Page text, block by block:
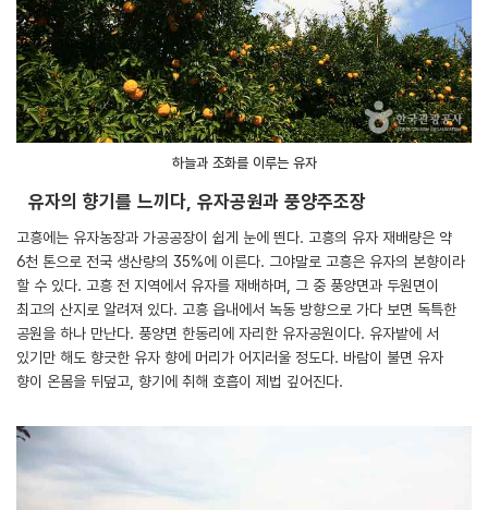
하늘과 조화를 이루는 유자
유자의 향기를 느끼다, 유자공원과 풍양주조장
고흥에는 유자농장과 가공공장이 쉽게 눈에 띈다. 고흥의 유자 재배량은 약
6천 톤으로 전국 생산량의 35%에 이른다. 그야말로 고흥은 유자의 본향이라
할 수 있다. 고흥 전 지역에서 유자를 재배하며, 그 중 풍양면과 두원면이
최고의 산지로 알려져 있다. 고흥 읍내에서 녹동 방향으로 가다 보면 독특한
공원을 하나 만난다. 풍양면 한동리에 자리한 유자공원이다. 유자밭에 서
있기만 해도 향긋한 유자 향에 머리가 어지러울 정도다. 바람이 불면 유자
향이 온몸을 뒤덮고, 향기에 취해 호흡이 제법 깊어진다.